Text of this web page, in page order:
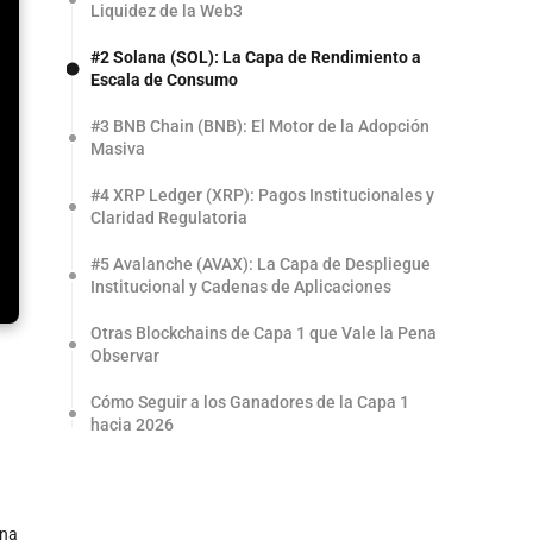
Liquidez de la Web3
#2 Solana (SOL): La Capa de Rendimiento a
Escala de Consumo
#3 BNB Chain (BNB): El Motor de la Adopción
Masiva
#4 XRP Ledger (XRP): Pagos Institucionales y
Claridad Regulatoria
#5 Avalanche (AVAX): La Capa de Despliegue
Institucional y Cadenas de Aplicaciones
Otras Blockchains de Capa 1 que Vale la Pena
Observar
Cómo Seguir a los Ganadores de la Capa 1
hacia 2026